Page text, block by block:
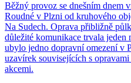
Běžný provoz se dnešním dnem
Roudné v Plzni od kruhového
Na Sudech. Oprava přibližně
důležité komunikace trvala jeden
ubylo jedno dopravní omezení v
uzavírek souvisejících s
akcemi.